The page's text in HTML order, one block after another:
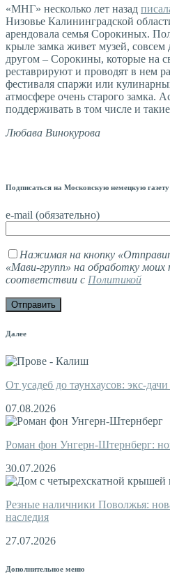
«МНГ» несколько лет назад
Низовье Калининградской
арендовала семья Сорокиных.
крыле замка живет музей, совсем
другом – Сорокины, которые на
реставрируют и проводят в нем
фестиваля спаржи или
атмосфере очень старого замка.
поддерживать в том числе и
Любава Винокурова
Подписаться на Московскую немецкую газету
e-mail (обязательно)
Нажимая на кнопку
«Мави-групп» на обработку моих
соответствии с Политикой
Далее
От усадеб до таунхаусов: экс-
07.08.2026
Роман фон Унгерн-Штернберг:
30.07.2026
Резные наличники Поволжья:
наследия
27.07.2026
Дополнительное меню